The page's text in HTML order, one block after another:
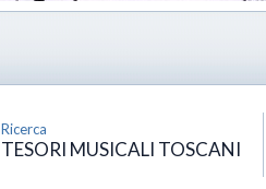
Ricerca
TESORI MUSICALI TOSCANI